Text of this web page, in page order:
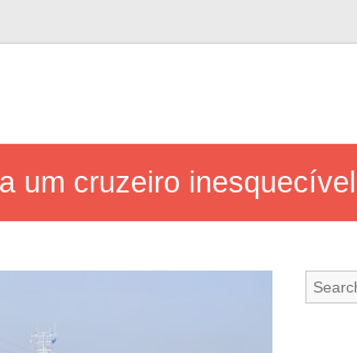
um cruzeiro